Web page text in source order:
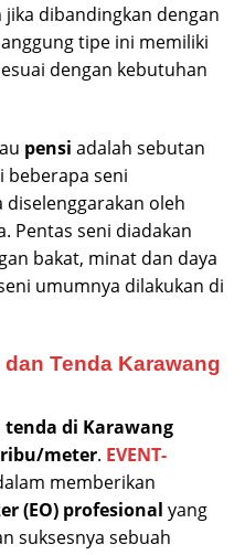
dibandingkan dengan
tipe ini memiliki
dengan kebutuhan
pensi adalah sebutan
beberapa seni
oleh
Pentas seni diadakan
bakat, minat dan daya
umumnya dilakukan di
Tenda Karawang
tenda di Karawang
meter. EVENT-
memberikan
(EO) profesional yang
suksesnya sebuah